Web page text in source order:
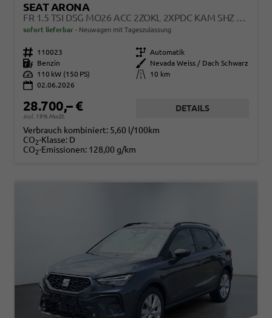
SEAT ARONA
FR 1.5 TSI DSG MO26 ACC 2ZOKL 2XPDC KAM SHZ FULL LINK
sofort lieferbar Neuwagen mit Tageszulassung
Fahrzeugnr. 110023 Getriebe Automatik
Kraftstoff
Benzin Außenfarbe
Nevada Weiss / Dach Schwarz
Leistung
110 kW (150 PS) Kilometerstand
10 km
02.06.2026
28.700,– €
incl. 19% MwSt.
DETAILS
Verbrauch kombiniert: 5,60 l/100km
CO2-Klasse: D
CO2-Emissionen: 128,00 g/km